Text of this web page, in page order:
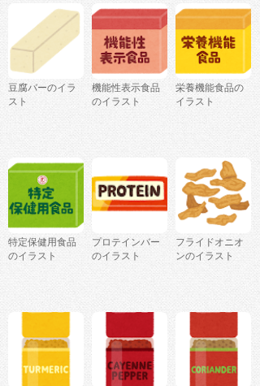
豆腐バーのイラ
スト
機能性表示食品
のイラスト
栄養機能食品の
イラスト
特定保健用食品
のイラスト
プロテインバー
のイラスト
フライドオニオ
ンのイラスト